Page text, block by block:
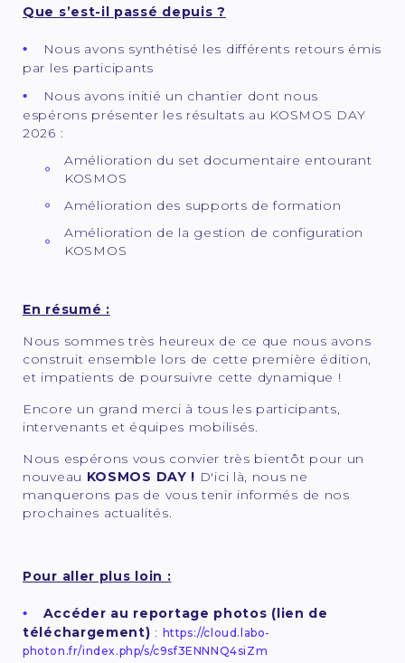
Que s’est-il passé depuis ?
Nous avons synthétisé les différents retours émis
par les participants
Nous avons initié un chantier dont nous
espérons présenter les résultats au KOSMOS DAY
2026 :
Amélioration du set documentaire entourant
KOSMOS
Amélioration des supports de formation
Amélioration de la gestion de configuration
KOSMOS
En résumé :
Nous sommes très heureux de ce que nous avons
construit ensemble lors de cette première édition,
et impatients de poursuivre cette dynamique !
Encore un grand merci à tous les participants,
intervenants et équipes mobilisés.
Nous espérons vous convier très bientôt pour un
nouveau KOSMOS DAY ! D'ici là, nous ne
manquerons pas de vous tenir informés de nos
prochaines actualités.
Pour aller plus loin :
Accéder au reportage photos (lien de
téléchargement) : https://cloud.labo-
photon.fr/index.php/s/c9sf3ENNNQ4siZm